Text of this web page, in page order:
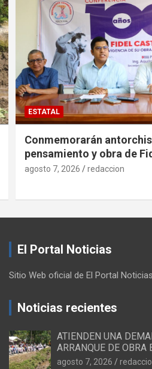
ESTATAL
Conmemorarán
pensamiento y obra de
agosto 7, 2026 redaccion
El Portal Noticias
Sitio Web oficial de El Portal
Noticias recientes
ATIENDEN UNA
ARRANQUE DE OBRA
agosto 7, 2026